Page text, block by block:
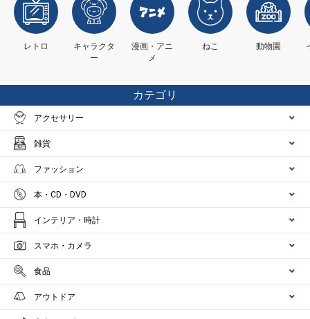
レトロ
キャラクタ
ー
漫画・アニ
メ
ねこ 動物園
カテゴリ
アクセサリー
雑貨
ファッション
本・CD・DVD
インテリア・時計
スマホ・カメラ
食品
アウトドア